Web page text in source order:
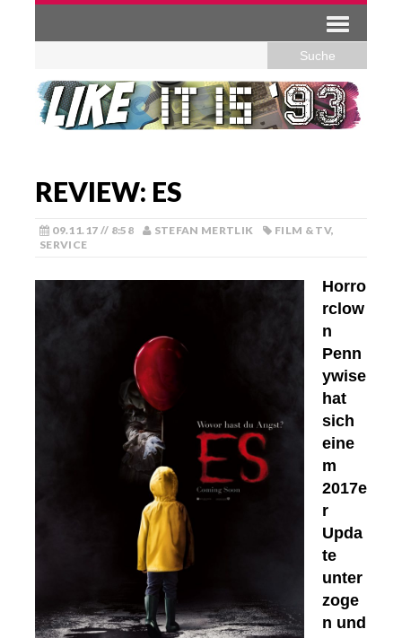
REVIEW: ES
09.11.17 // 8:58 STEFAN MERTLIK FILM & TV,
SERVICE
Horro
rclow
n
Penn
ywise
hat
sich
eine
m
2017e
r
Upda
te
unter
zoge
n und